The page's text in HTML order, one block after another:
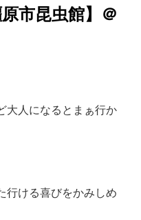
市昆虫館】＠
大人になるとまぁ行か
行ける喜びをかみしめ